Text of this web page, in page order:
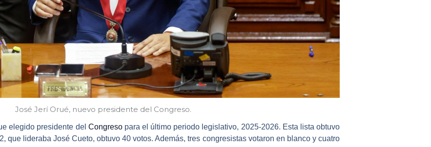
José Jerí Orué, nuevo presidente del Congreso.
elegido presidente del Congresopara el último periodo legislativo, 2025-2026. Esta lista obtuvo
que lideraba José Cueto, obtuvo 40 votos. Además, tres congresistas votaron en blanco y cuatro